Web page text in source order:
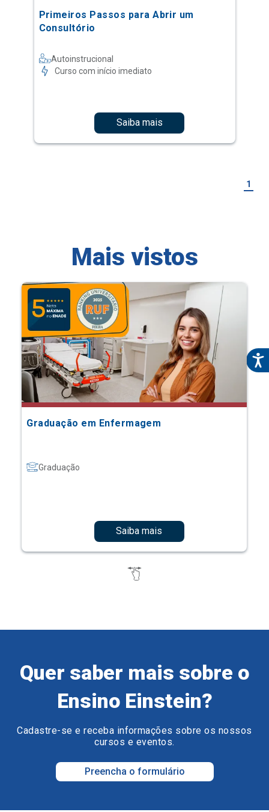
Primeiros Passos para Abrir um
Consultório
Autoinstrucional
Curso com início imediato
Saiba mais
1
Mais vistos
Graduação em Enfermagem
Graduação
Saiba mais
Quer saber mais sobre o
Ensino Einstein?
Cadastre-se e receba informações sobre os nossos
cursos e eventos.
Preencha o formulário